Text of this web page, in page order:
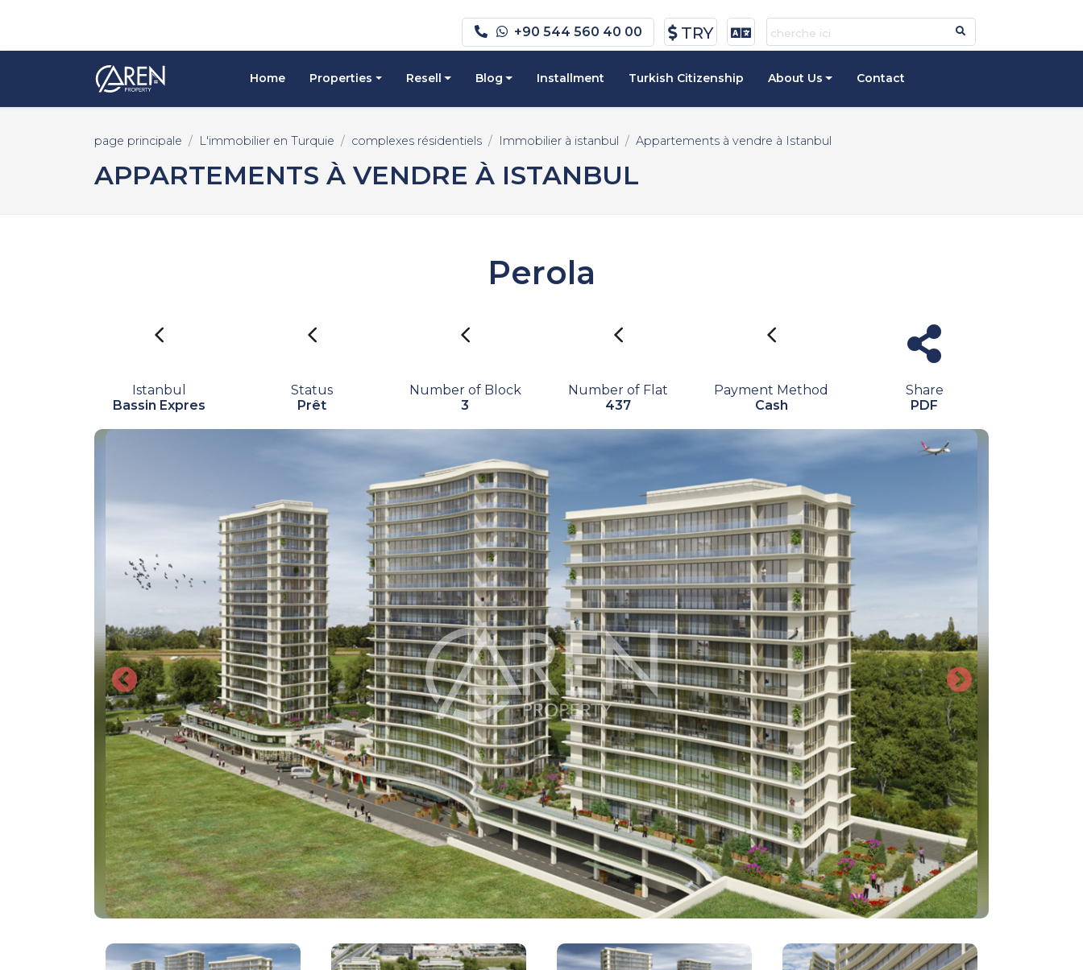
TRY
+90 544 560 40 00
Home Properties Resell Blog Installment Turkish Citizenship About Us Contact
page principale L'immobilier en Turquie complexes résidentiels Immobilier à istanbul Appartements à vendre à Istanbul
APPARTEMENTS À VENDRE À ISTANBUL
Perola
Istanbul
Bassin Expres
Status
Prêt
Number of Block
3
Number of Flat
437
Payment Method
Cash
Share
PDF